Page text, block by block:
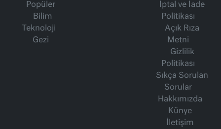
Popüler
Bilim
Teknoloji
Gezi
İptal ve İade
Politikası
Açık Rıza
Metni
Gizlilik
Politikası
Sıkça Sorulan
Sorular
Hakkımızda
Künye
İletişim